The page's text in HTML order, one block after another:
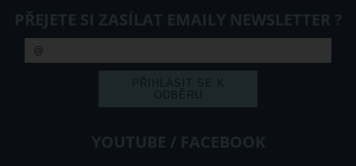
PŘEJETE SI ZASÍLAT EMAILY NEWSLETTER ?
YOUTUBE / FACEBOOK